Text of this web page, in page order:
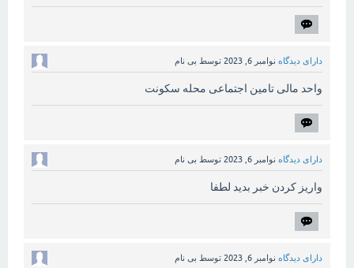
دارای دیدگاه نوامبر 6, 2023 توسط بی نام
واحد مالی تامین اجتماعی محله سکونت
دارای دیدگاه نوامبر 6, 2023 توسط بی نام
واریز کردن خبر بدید لطفا
دارای دیدگاه نوامبر 6, 2023 توسط بی نام